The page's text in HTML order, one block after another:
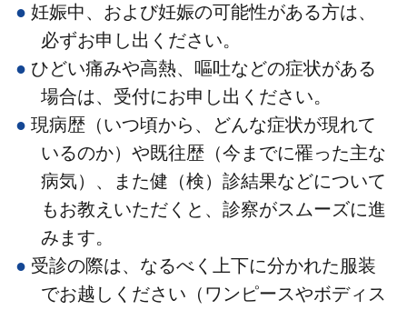
妊娠中、および妊娠の可能性がある方は、
必ずお申し出ください。
ひどい痛みや高熱、嘔吐などの症状がある
場合は、受付にお申し出ください。
現病歴（いつ頃から、どんな症状が現れて
いるのか）や既往歴（今までに罹った主な
病気）、また健（検）診結果などについて
もお教えいただくと、診察がスムーズに進
みます。
受診の際は、なるべく上下に分かれた服装
でお越しください（ワンピースやボディス